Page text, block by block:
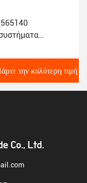
Για NISSAN
J31S CALSONIC
την καλύτερη τιμή
Co., Ltd.